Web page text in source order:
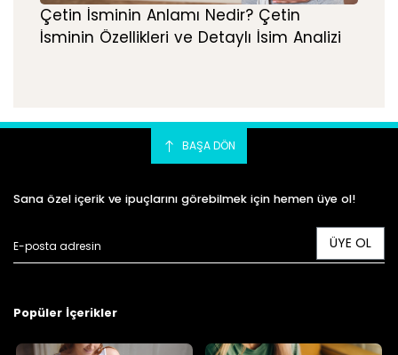
Çetin İsminin Anlamı Nedir? Çetin
İsminin Özellikleri ve Detaylı İsim Analizi
BAŞA DÖN
Sana özel içerik ve ipuçlarını görebilmek için hemen üye ol!
ÜYE OL
Popüler İçerikler